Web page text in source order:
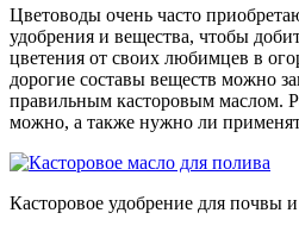
Цветоводы очень часто
удобрения и вещества, чтобы
цветения от своих любимцев в
дорогие составы веществ можно
правильным касторовым маслом.
можно, а также нужно ли
Касторовое удобрение для почвы